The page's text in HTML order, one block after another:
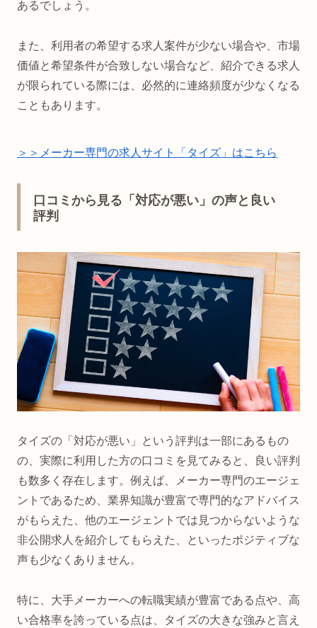
あるでしょう。
また、利用者の希望する求人案件が少ない場合や、市場
価値と希望条件が合致しない場合など、紹介できる求人
が限られている際には、必然的に連絡頻度が少なくなる
こともあります。
＞＞メーカー専門の求人サイト「タイズ」はこちら
口コミから見る「対応が悪い」の声と良い
評判
タイズの「対応が悪い」という評判は一部にあるもの
の、実際に利用した方の口コミを見てみると、良い評判
も数多く存在します。例えば、メーカー専門のエージェ
ントであるため、業界知識が豊富で専門的なアドバイス
がもらえた、他のエージェントでは見つからないような
非公開求人を紹介してもらえた、といったポジティブな
声も少なくありません。
特に、大手メーカーへの転職実績が豊富である点や、高
い合格率を誇っている点は、タイズの大きな強みと言え